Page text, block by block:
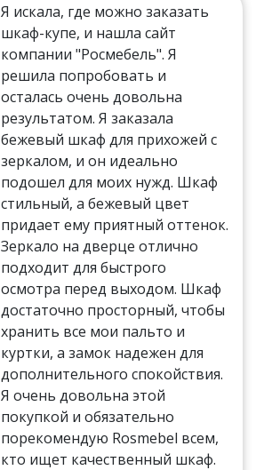
Я искала, где можно заказать
шкаф-купе, и нашла сайт
компании "Росмебель". Я
решила попробовать и
осталась очень довольна
результатом. Я заказала
бежевый шкаф для прихожей с
зеркалом, и он идеально
подошел для моих нужд. Шкаф
стильный, а бежевый цвет
придает ему приятный оттенок.
Зеркало на дверце отлично
подходит для быстрого
осмотра перед выходом. Шкаф
достаточно просторный, чтобы
хранить все мои пальто и
куртки, а замок надежен для
дополнительного спокойствия.
Я очень довольна этой
покупкой и обязательно
порекомендую Rosmebel всем,
кто ищет качественный шкаф.